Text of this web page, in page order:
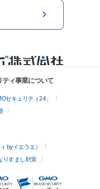
ティ事業について
セキュリティ24」
byイエラエ）
りすまし対策